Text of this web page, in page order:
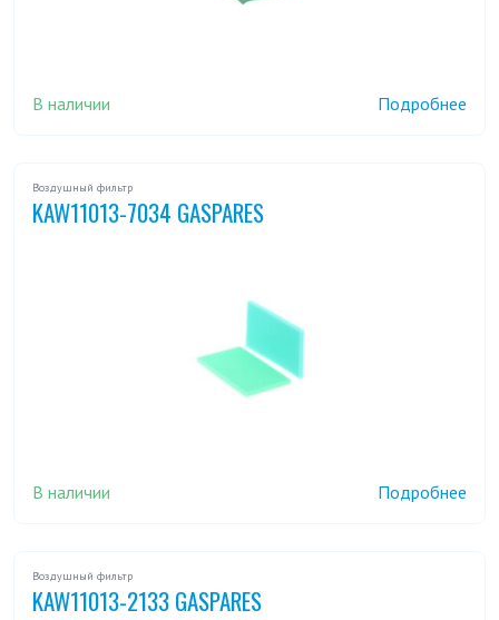
В наличии Подробнее
Воздушный фильтр
KAW11013-7034 GASPARES
В наличии Подробнее
Воздушный фильтр
KAW11013-2133 GASPARES